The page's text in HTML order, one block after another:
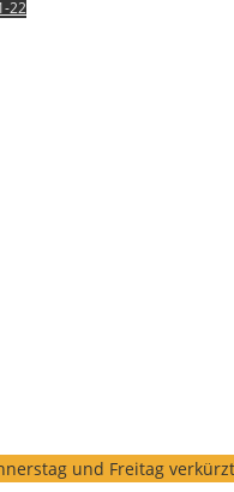
22
und Freitag